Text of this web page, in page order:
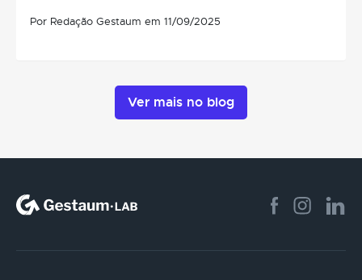
Por Redação Gestaum em 11/09/2025
Ver mais no blog